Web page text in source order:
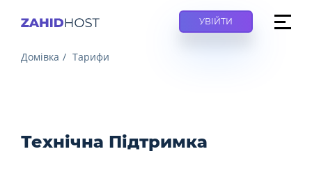
УВІЙТИ
Домівка Тарифи
Технічна Підтримка